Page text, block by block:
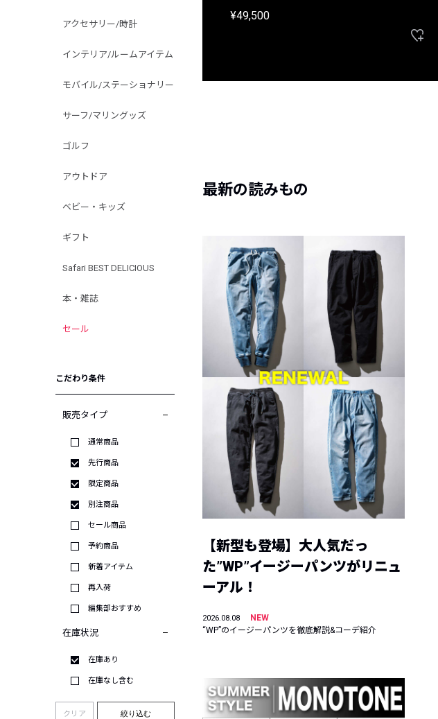
アクセサリー/時計
インテリア/ルームアイテム
モバイル/ステーショナリー
サーフ/マリングッズ
ゴルフ
アウトドア
ベビー・キッズ
ギフト
Safari BEST DELICIOUS
本・雑誌
セール
こだわり条件
販売タイプ
通常商品
先行商品
限定商品
別注商品
セール商品
予約商品
新着アイテム
再入荷
編集部おすすめ
在庫状況
在庫あり
在庫なし含む
クリア 絞り込む
¥49,500
最新の読みもの
【新型も登場】大人気だっ
た”WP”イージーパンツがリニュ
ーアル！
2026.08.08
NEW
“WP”のイージーパンツを徹底解説&コーデ紹介